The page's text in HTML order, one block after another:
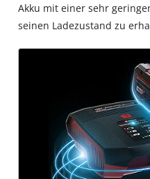
Akku mit einer sehr
seinen Ladezustand zu